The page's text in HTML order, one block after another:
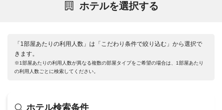
ホテルを選択する
「1部屋あたりの利用人数」は「こだわり条件で絞り込む」から選択で
きます。
※1部屋あたりの利用人数が異なる複数の部屋タイプをご希望の場合は、1部屋あたり
の利用人数ごとに検索してください。
ホテル検索条件